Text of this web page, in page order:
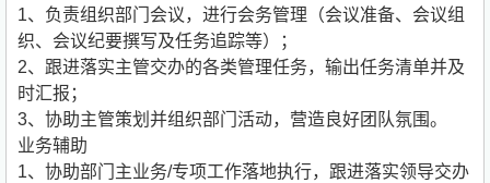
1、负责组织部门会议，进行会务管理（会议准备、会议组
织、会议纪要撰写及任务追踪等）；
2、跟进落实主管交办的各类管理任务，输出任务清单并及
时汇报；
3、协助主管策划并组织部门活动，营造良好团队氛围。
业务辅助
1、协助部门主业务/专项工作落地执行，跟进落实领导交办